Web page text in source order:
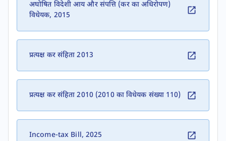
अघोषित विदेशी आय और संपत्ति (कर का अधिरोपण)
विधेयक, 2015
प्रत्यक्ष कर संहिता 2013
प्रत्यक्ष कर संहिता 2010 (2010 का विधेयक संख्या 110)​​ ​
Income-tax Bill, 2025